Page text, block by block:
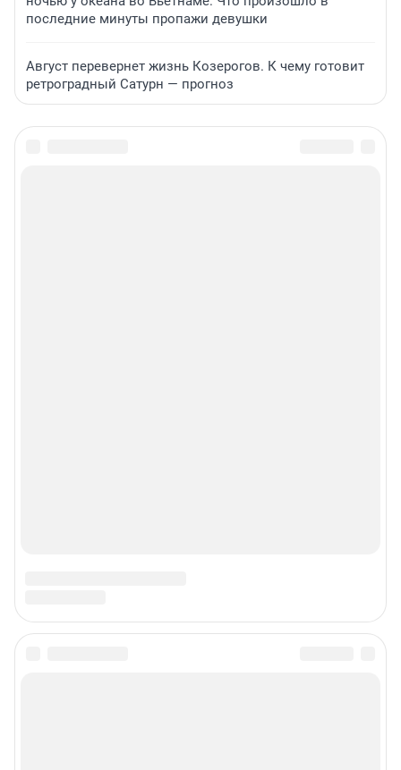
последние минуты пропажи девушки
Август перевернет жизнь Козерогов. К чему готовит
ретроградный Сатурн — прогноз